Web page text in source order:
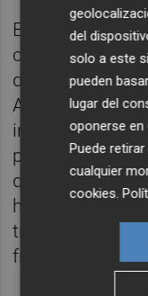
En 2013 el
colectivos y
decisión que en
Alegando que
irreversible, en
plan para
de los partidos
habían
tratar de
fricciones
del
solo a este
pueden
lugar del
oponerse en
Puede
cualquier
cookies .